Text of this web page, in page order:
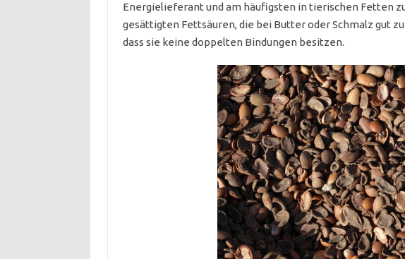
Energielieferant und am häufigsten in tierischen Fetten
gesättigten Fettsäuren, die bei Butter oder Schmalz gut
dass sie keine doppelten Bindungen besitzen.